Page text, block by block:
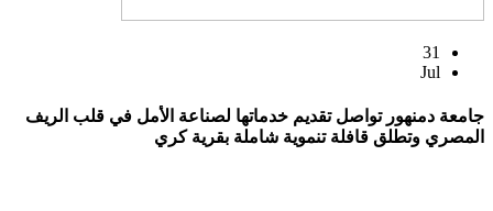
31
Jul
جامعة دمنهور تواصل تقديم خدماتها لصناعة الأمل في قلب الريف
المصري وتطلق قافلة تنموية شاملة بقرية كري